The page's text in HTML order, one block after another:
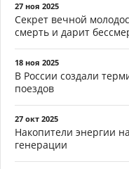
27 ноя 2025
Секрет вечной
смерть и дарит
18 ноя 2025
В России создали
поездов
27 окт 2025
Накопители энергии
генерации